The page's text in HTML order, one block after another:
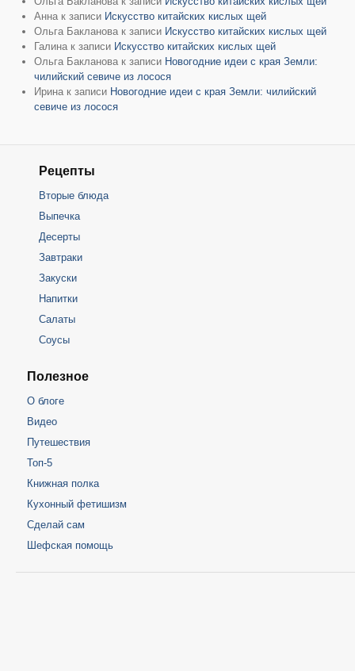
Анна к записи Искусство китайских кислых щей
Ольга Бакланова к записи Искусство китайских кислых щей
Галина к записи Искусство китайских кислых щей
Ольга Бакланова к записи Новогодние идеи с края Земли:
чилийский севиче из лосося
Ирина к записи Новогодние идеи с края Земли: чилийский
севиче из лосося
Рецепты
Вторые блюда
Выпечка
Десерты
Завтраки
Закуски
Напитки
Салаты
Соусы
Полезное
О блоге
Видео
Путешествия
Топ-5
Книжная полка
Кухонный фетишизм
Сделай сам
Шефская помощь